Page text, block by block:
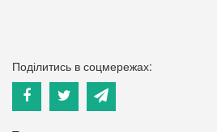
Поділитись в соцмережах: